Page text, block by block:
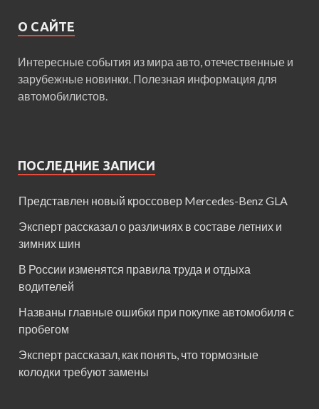
О САЙТЕ
Интересные события из мира авто, отечественные и
зарубежные новинки. Полезная информация для
автомобилистов.
ПОСЛЕДНИЕ ЗАПИСИ
Представлен новый кроссовер Mercedes-Benz GLA
Эксперт рассказал о различиях в составе летних и
зимних шин
В России изменятся правила труда и отдыха
водителей
Названы главные ошибки при покупке автомобиля с
пробегом
Эксперт рассказал, как понять, что тормозные
колодки требуют замены